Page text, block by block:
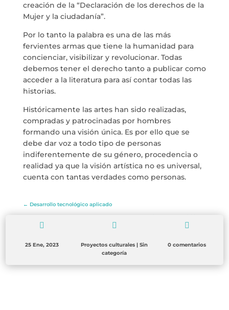
creación de la “Declaración de los derechos de la
Mujer y la ciudadanía”.
Por lo tanto la palabra es una de las más
fervientes armas que tiene la humanidad para
concienciar, visibilizar y revolucionar. Todas
debemos tener el derecho tanto a publicar como
acceder a la literatura para así contar todas las
historias.
Históricamente las artes han sido realizadas,
compradas y patrocinadas por hombres
formando una visión única. Es por ello que se
debe dar voz a todo tipo de personas
indiferentemente de su género, procedencia o
realidad ya que la visión artística no es universal,
cuenta con tantas verdades como personas.
← Desarrollo tecnológico aplicado
VUELVE LA LITERATURA ES FEMENINA 2023

25 Ene, 2023

Proyectos culturales |Sin
categoría

0 comentarios